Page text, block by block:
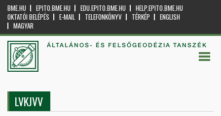
BME.HU EPITO.BME.HU EDU.EPITO.BME.HU
HELP.EPITO.BME.HU
OKTATÓI BELÉPÉS
E-MAIL TELEFONKÖNYV TÉRKÉP
ENGLISH
MAGYAR
ÁLTALÁNOS- ÉS FELSŐGEODÉZIA TANSZÉK
LVKJVV